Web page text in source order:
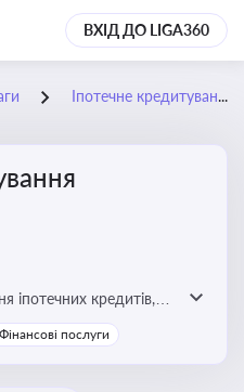
ВХІД ДО LIGA360
Іпотечне кредитування
іпотечних кредитів,
на ринку житла
Фінансові послуги